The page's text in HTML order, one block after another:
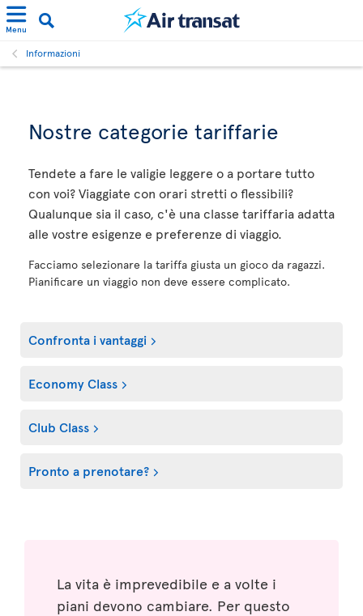
Menu
Informazioni
Nostre categorie tariffarie
Tendete a fare le valigie leggere o a portare tutto
con voi? Viaggiate con orari stretti o flessibili?
Qualunque sia il caso, c'è una classe tariffaria adatta
alle vostre esigenze e preferenze di viaggio.
Facciamo selezionare la tariffa giusta un gioco da ragazzi.
Pianificare un viaggio non deve essere complicato.
Confronta i vantaggi
Economy Class
Club Class
Pronto a prenotare?
La vita è imprevedibile e a volte i
piani devono cambiare. Per questo